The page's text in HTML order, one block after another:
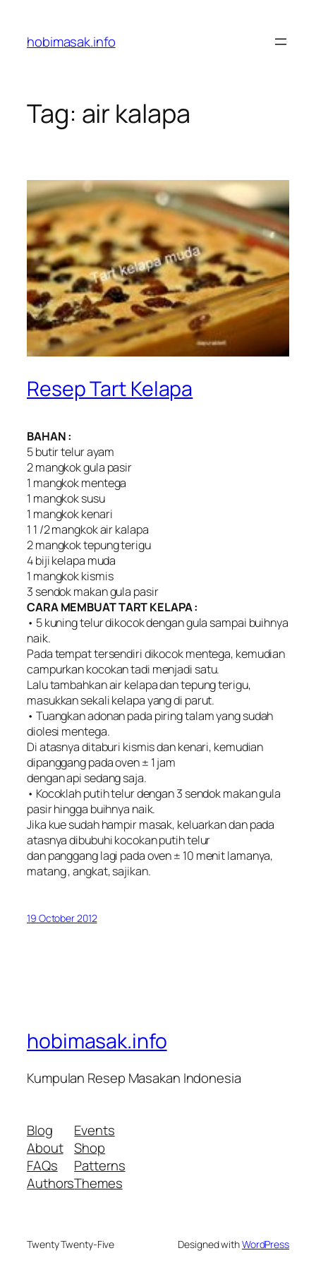
content
hobimasak.info
Tag: air kalapa
Resep Tart Kelapa
BAHAN :
5 butir telur ayam
2 mangkok gula pasir
1 mangkok mentega
1 mangkok susu
1 mangkok kenari
1 1 /2 mangkok air kalapa
2 mangkok tepung terigu
4 biji kelapa muda
1 mangkok kismis
3 sendok makan gula pasir
CARA MEMBUAT TART KELAPA :
• 5 kuning telur dikocok dengan gula sampai buihnya
naik.
Pada tempat tersendiri dikocok mentega, kemudian
campurkan kocokan tadi menjadi satu.
Lalu tambahkan air kelapa dan tepung terigu,
masukkan sekali kelapa yang di parut.
• Tuangkan adonan pada piring talam yang sudah
diolesi mentega.
Di atasnya ditaburi kismis dan kenari, kemudian
dipanggang pada oven ± 1 jam
dengan api sedang saja.
• Kocoklah putih telur dengan 3 sendok makan gula
pasir hingga buihnya naik.
Jika kue sudah hampir masak, keluarkan dan pada
atasnya dibubuhi kocokan putih telur
dan panggang lagi pada oven ± 10 menit lamanya,
matang , angkat, sajikan.
19 October 2012
hobimasak.info
Kumpulan Resep Masakan Indonesia
Blog
About
FAQs
Authors
Events
Shop
Patterns
Themes
Twenty Twenty-Five Designed withWordPress